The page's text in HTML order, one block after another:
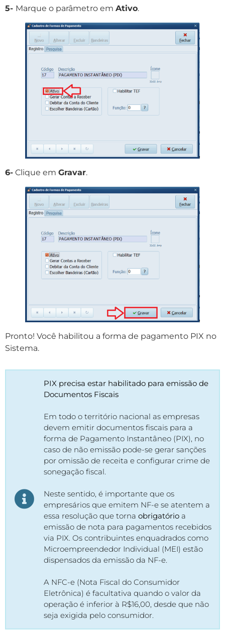
5- Marque o parâmetro em Ativo.
6- Clique em Gravar.
Pronto! Você habilitou a forma de pagamento PIX no
Sistema.
PIX precisa estar habilitado para emissão de
Documentos Fiscais
Em todo o território nacional as empresas
devem emitir documentos fiscais para a
forma de Pagamento Instantâneo (PIX), no
caso de não emissão pode-se gerar sanções
por omissão de receita e configurar crime de
sonegação fiscal.
Neste sentido, é importante que os
empresários que emitem NF-e se atentem a
essa resolução que torna obrigatório a
emissão de nota para pagamentos recebidos
via PIX. Os contribuintes enquadrados como
Microempreendedor Individual (MEI) estão
dispensados da emissão da NF-e.
A NFC-e (Nota Fiscal do Consumidor
Eletrônica) é facultativa quando o valor da
operação é inferior à R$16,00, desde que não
seja exigida pelo consumidor.